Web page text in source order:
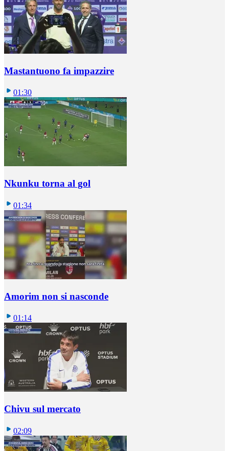
Mastantuono fa impazzire
01:30
Nkunku torna al gol
01:34
Amorim non si nasconde
01:14
Chivu sul mercato
02:09